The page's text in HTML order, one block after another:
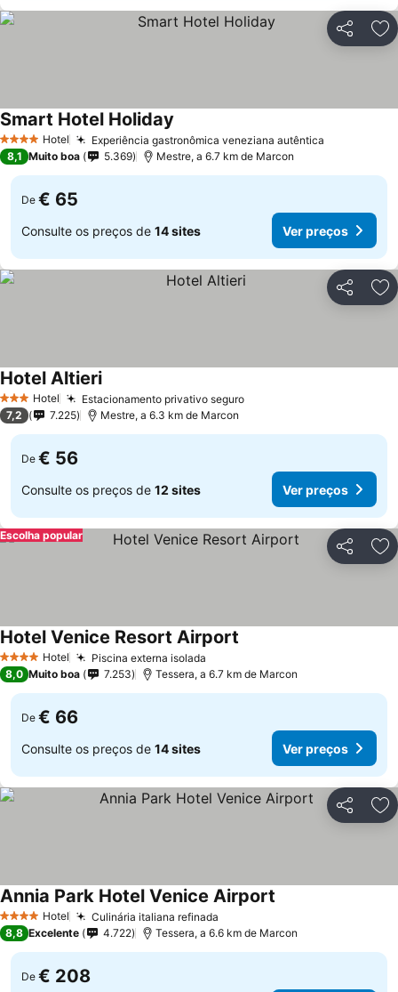
Partilhar
4 EstrelasHotel Experiência gastronômica veneziana autêntica
Smart Hotel Holiday
8,1 Muito boa 5.369 Mestre, a 6.7 km de Marcon
De € 65
Consulte os preços de 14 sites Ver preços
Partilhar
3 EstrelasHotel Estacionamento privativo seguro
Hotel Altieri
7,2 7.225 Mestre, a 6.3 km de Marcon
De € 56
Consulte os preços de 12 sites Ver preços
Partilhar
Escolha popular
4 EstrelasHotel Piscina externa isolada
Hotel Venice Resort Airport
8,0 Muito boa 7.253 Tessera, a 6.7 km de Marcon
De € 66
Consulte os preços de 14 sites Ver preços
Partilhar
4 EstrelasHotel Culinária italiana refinada
Annia Park Hotel Venice Airport
8,8 Excelente 4.722 Tessera, a 6.6 km de Marcon
De € 208